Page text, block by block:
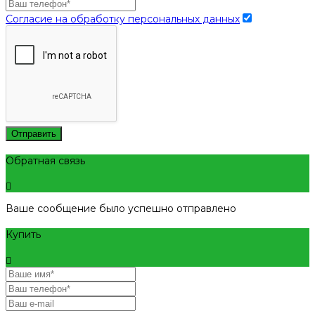
Согласие на обработку персональных данных
Отправить
Обратная связь
Ваше сообщение было успешно отправлено
Купить